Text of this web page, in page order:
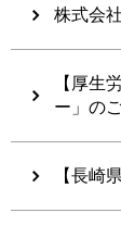
株式会
【厚生
ー」の
【長崎